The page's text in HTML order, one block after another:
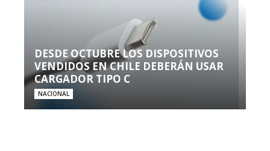
DESDE OCTUBRE LOS DISPOSITIVOS
VENDIDOS EN CHILE DEBERÁN USAR
CARGADOR TIPO C
NACIONAL